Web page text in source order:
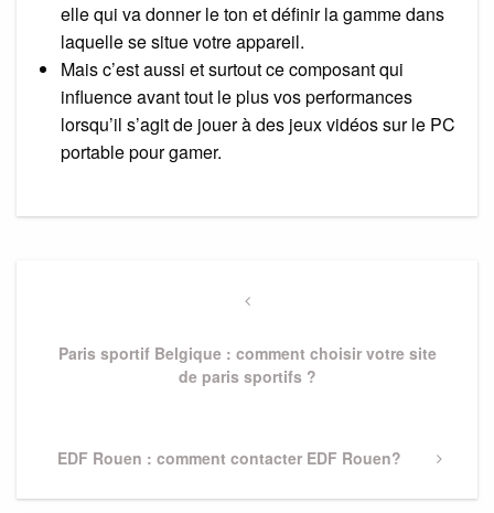
elle qui va donner le ton et définir la gamme dans
laquelle se situe votre appareil.
Mais c’est aussi et surtout ce composant qui
influence avant tout le plus vos performances
lorsqu’il s’agit de jouer à des jeux vidéos sur le PC
portable pour gamer.
Previous
Paris sportif Belgique : comment choisir votre site
de paris sportifs ?
Next
EDF Rouen : comment contacter EDF Rouen?